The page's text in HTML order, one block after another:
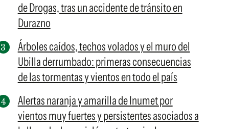
de Drogas, tras un accidente de tránsito en
Durazno
Árboles caídos, techos volados y el muro del
Ubilla derrumbado: primeras consecuencias
de las tormentas y vientos en todo el país
Alertas naranja y amarilla de Inumet por
vientos muy fuertes y persistentes asociados a